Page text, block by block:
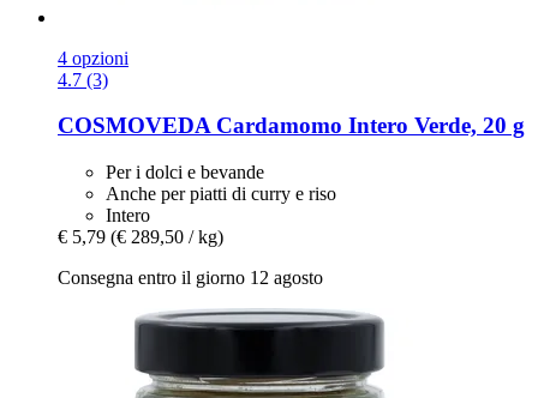
4 opzioni
4.7 (3)
COSMOVEDACardamomo Intero Verde, 20 g
Per i dolci e bevande
Anche per piatti di curry e riso
Intero
€ 5,79 (€ 289,50 / kg)
Consegna entro il giorno 12 agosto